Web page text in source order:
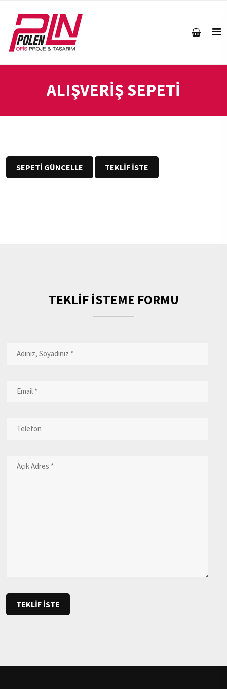
ALIŞVERİŞ SEPETİ
SEPETİ GÜNCELLE TEKLİF İSTE
TEKLİF İSTEME FORMU
TEKLİF İSTE